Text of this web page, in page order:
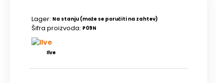
Lager: Na stanju (može se poručiti na zahtev)
Šifra proizvoda: P09N
Ilve